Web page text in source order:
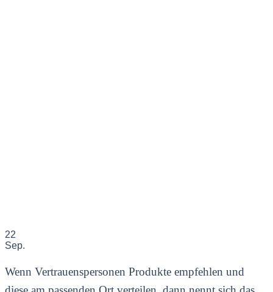
22
Sep.
Wenn Vertrauenspersonen Produkte empfehlen und